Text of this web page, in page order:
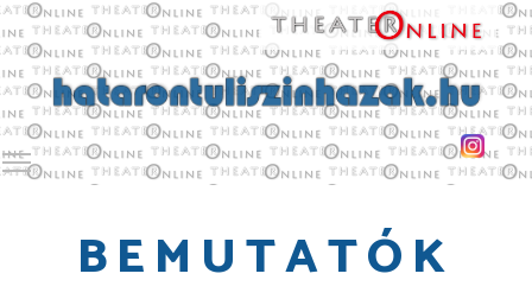
Toggle main menu visibility
BEMUTATÓK